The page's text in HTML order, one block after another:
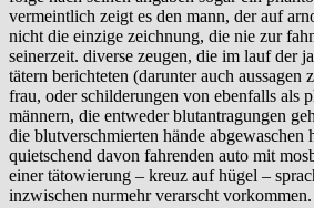
vermeintlich zeigt es den mann, der auf
nicht die einzige zeichnung, die nie zur
seinerzeit. diverse zeugen, die im lauf der
tätern berichteten (darunter auch aussagen
frau, oder schilderungen von ebenfalls als
männern, die entweder blutantragungen
die blutverschmierten hände abgewaschen
quietschend davon fahrenden auto mit
einer tätowierung – kreuz auf hügel –
inzwischen nurmehr verarscht